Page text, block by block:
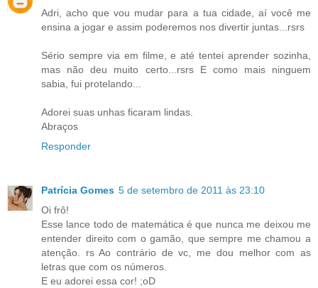
Adri, acho que vou mudar para a tua cidade, aí você me
ensina a jogar e assim poderemos nos divertir juntas...rsrs
Sério sempre via em filme, e até tentei aprender sozinha,
mas não deu muito certo...rsrs E como mais ninguem
sabia, fui protelando...
Adorei suas unhas ficaram lindas.
Abraços
Responder
Patrícia Gomes 5 de setembro de 2011 às 23:10
Oi frô!
Esse lance todo de matemática é que nunca me deixou me
entender direito com o gamão, que sempre me chamou a
atenção. rs Ao contrário de vc, me dou melhor com as
letras que com os números.
E eu adorei essa cor! ;oD